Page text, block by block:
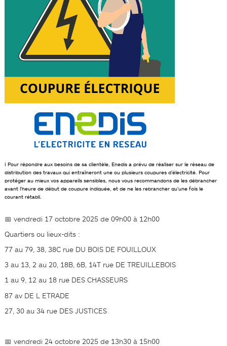
ℹ️ Pour répondre aux besoins de sa clientèle, Enedis a prévu de réaliser sur le réseau de
distribution des travaux qui entraîneront une ou plusieurs coupures d’électricité. Pour
protéger au mieux vos appareils sensibles, nous vous recommandons de les débrancher
avant l’heure de début de coupure indiquée, et de ne les rebrancher qu’une fois le
courant rétabli.
📅 vendredi 17 octobre 2025 de 09h00 à 12h00
Quartiers ou lieux-dits :
77 au 79, 38, 38C rue DU BOIS DE FOUILLOUX
3 au 13, 2 au 20, 18B, 6B, 14T rue DE TREUILLEBOIS
1 au 9, 12 au 18 rue DES CHASSEURS
87 av DE L ETRADE
27, 30 au 34 rue DES JUSTICES
📅 vendredi 24 octobre 2025 de 13h30 à 15h00